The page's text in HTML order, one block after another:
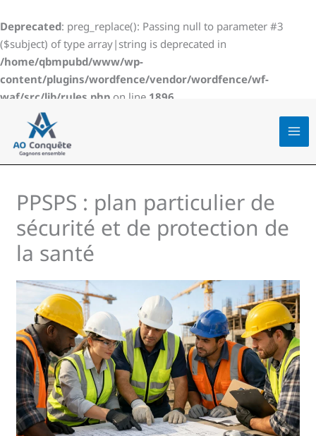
Deprecated: preg_replace(): Passing null to parameter #3
($subject) of type array|string is deprecated in
/home/qbmpubd/www/wp-
content/plugins/wordfence/vendor/wordfence/wf-
waf/src/lib/rules.php on line 1896
au
contenu
PPSPS : plan particulier de
sécurité et de protection de
la santé